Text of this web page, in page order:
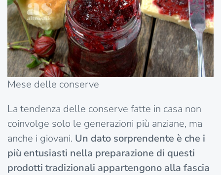
Mese delle conserve
La tendenza delle conserve fatte in casa non
coinvolge solo le generazioni più anziane, ma
anche i giovani. Un dato sorprendente è che i
più entusiasti nella preparazione di questi
prodotti tradizionali appartengono alla fascia